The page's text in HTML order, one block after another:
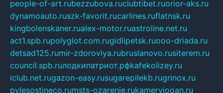
people-of-art.rubezzubova.ruclubtibet.ruorior-aks.ru
dynamoauto.ruszk-favorit.rucarlines.ruflatnsk.ru
kingbolenskaner.rualex-motor.ruastroline.net.ru
act1.spb.rupolyglot.com.rugidlipetsk.ruooo-driada.ru
detsad125.rumir-zdoroviya.rubruslanovo.rusiterem.ru
council.spb.ruлодкипатриот.рфkafekolizey.ru
iclub.net.rugazon-easy.rusugarepilekb.rugrinox.ru
pylesostineco.rumsts-ozarenie.rukameryjooan.ru